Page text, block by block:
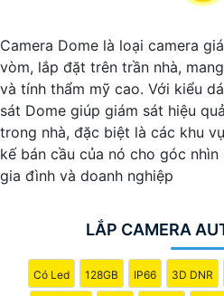
Camera Dome là loại camera
vòm, lắp đặt trên trần nhà,
và tính thẩm mỹ cao. Với kiểu
sát Dome giúp giám sát hiệu
trong nhà, đặc biệt là các khu
kế bán cầu của nó cho góc
gia đình và doanh nghiệp
LẮP CAMERA
Có Led 128GB IP66 3D DNR